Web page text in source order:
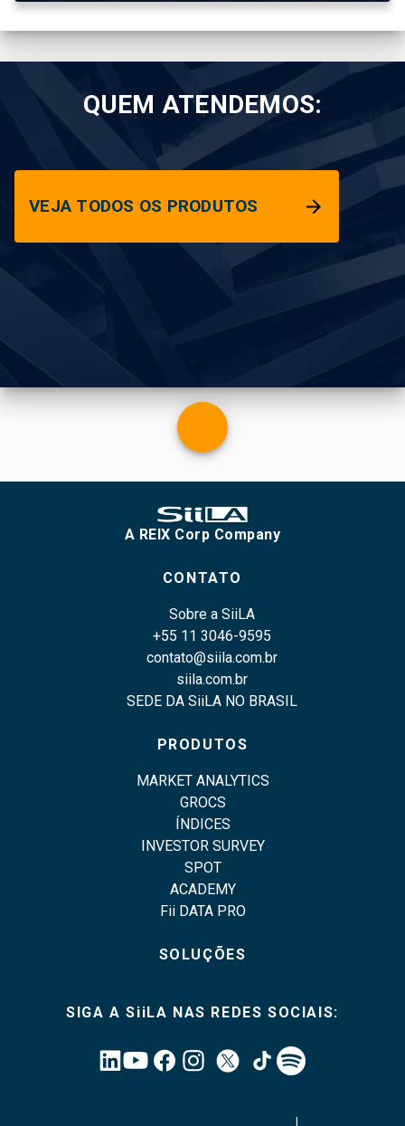
QUEM ATENDEMOS:
VEJA TODOS OS PRODUTOS
A REIX Corp Company
CONTATO
Sobre a SiiLA
+55 11 3046-9595
contato@siila.com.br
siila.com.br
SEDE DA SiiLA NO BRASIL
PRODUTOS
MARKET ANALYTICS
GROCS
ÍNDICES
INVESTOR SURVEY
SPOT
ACADEMY
Fii DATA PRO
SOLUÇÕES
SIGA A SiiLA NAS REDES SOCIAIS: